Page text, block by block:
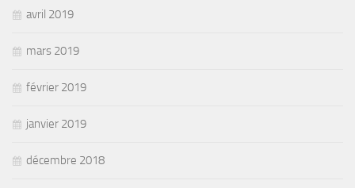
avril 2019
mars 2019
février 2019
janvier 2019
décembre 2018